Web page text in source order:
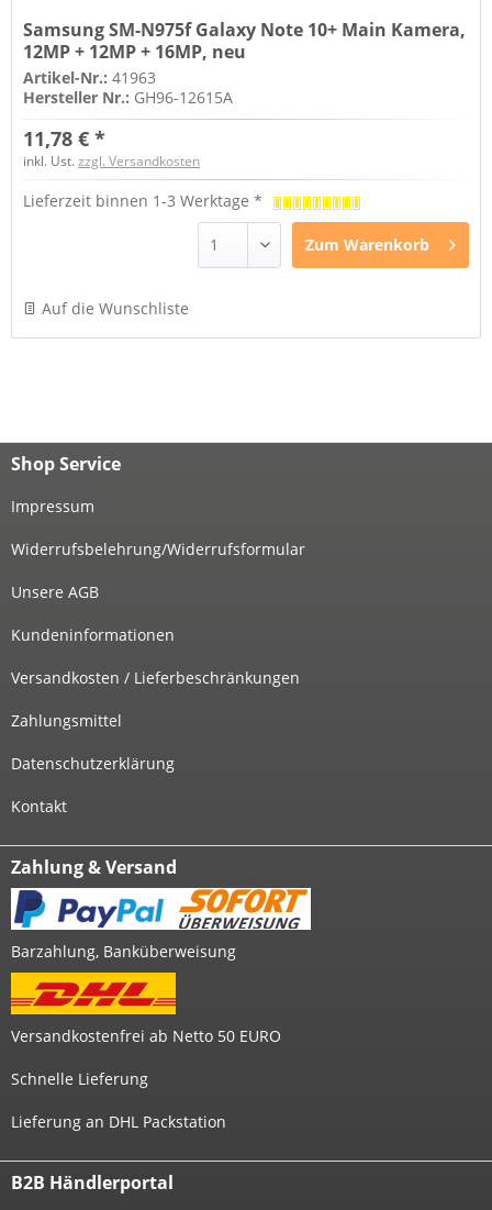
Samsung SM-N975f Galaxy Note 10+ Main Kamera,
12MP + 12MP + 16MP, neu
Artikel-Nr.:41963
Hersteller Nr.: GH96-12615A
11,78 € *
inkl. Ust.zzgl. Versandkosten
Lieferzeit binnen 1-3 Werktage *
Zum Warenkorb
Auf die Wunschliste
Shop Service
Impressum
Widerrufsbelehrung/Widerrufsformular
Unsere AGB
Kundeninformationen
Versandkosten / Lieferbeschränkungen
Zahlungsmittel
Datenschutzerklärung
Kontakt
Zahlung & Versand
Barzahlung, Banküberweisung
Versandkostenfrei ab Netto 50 EURO
Schnelle Lieferung
Lieferung an DHL Packstation
B2B Händlerportal